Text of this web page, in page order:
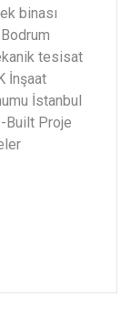
binası
tesisat
İnşaat
İstanbul
Built Proje